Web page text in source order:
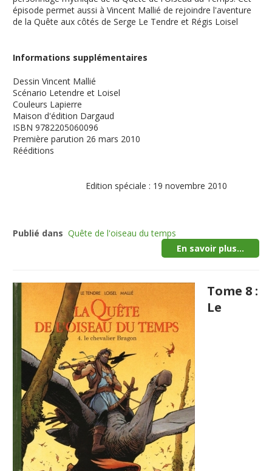
épisode permet aussi à Vincent Mallié de rejoindre l'aventure
de la Quête aux côtés de Serge Le Tendre et Régis Loisel
Informations supplémentaires
Dessin Vincent Mallié
Scénario Letendre et Loisel
Couleurs Lapierre
Maison d'édition Dargaud
ISBN 9782205060096
Première parution 26 mars 2010
Rééditions
Edition spéciale : 19 novembre 2010
Publié dans Quête de l'oiseau du temps
En savoir plus...
Tome 8 :
Le